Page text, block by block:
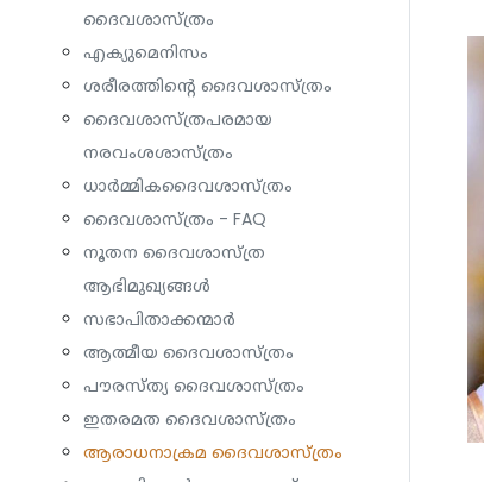
ദൈവശാസ്ത്രം
എക്യുമെനിസം
ശരീരത്തിന്റെ ദൈവശാസ്ത്രം
ദൈവശാസ്ത്രപരമായ
നരവംശശാസ്ത്രം
ധാര്‍മ്മികദൈവശാസ്ത്രം
ദൈവശാസ്ത്രം - FAQ
നൂതന ദൈവശാസ്ത്ര
ആഭിമുഖ്യങ്ങൾ
സഭാപിതാക്കന്മാർ
ആത്മീയ ദൈവശാസ്ത്രം
പൗരസ്ത്യ ദൈവശാസ്ത്രം
ഇതരമത ദൈവശാസ്ത്രം
ആരാധനാക്രമ ദൈവശാസ്ത്രം